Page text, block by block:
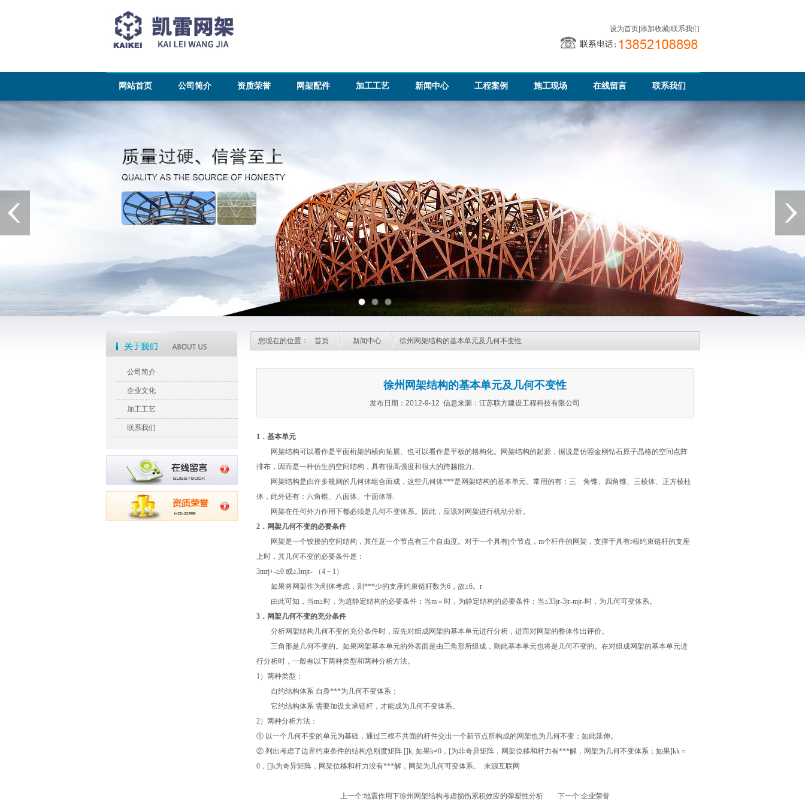
设为首页| 添加收藏| 联系我们
网站首页 公司简介 资质荣誉 网架配件 加工工艺 新闻中心 工程案例 施工现场 在线留言 联系我们
公司简介
企业文化
加工工艺
联系我们
您现在的位置： 首页 新闻中心 徐州网架结构的基本单元及几何不变性
徐州网架结构的基本单元及几何不变性
发布日期：2012-9-12 信息来源：江苏联方建设工程科技有限公司
1．基本单元
网架结构可以看作是平面桁架的横向拓展、也可以看作是平板的格构化。网架结构的起源，据说是仿照金刚钻石原子晶格的空间点阵
排布，因而是一种仿生的空间结构，具有很高强度和很大的跨越能力。
网架结构是由许多规则的几何体组合而成，这些几何体***是网架结构的基本单元。常用的有：三 角锥、四角锥、三棱体、正方棱柱
体，此外还有：六角锥、八面体、十面体等.
网架在任何外力作用下都必须是几何不变体系。因此，应该对网架进行机动分析。
2．网架几何不变的必要条件
网架是一个铰接的空间结构，其任意一个节点有三个自由度。对于一个具有j个节点，m个杆件的网架，支撑于具有r根约束链杆的支座
上时，其几何不变的必要条件是：
3mrj+-≥0 或≥3mjr- （4－1）
如果将网架作为刚体考虑，则***少的支座约束链杆数为6，故≥6。r
由此可知，当m≥时，为超静定结构的必要条件；当m＝时，为静定结构的必要条件；当≤33jr-3jr-mjr-时，为几何可变体系。
3．网架几何不变的充分条件
分析网架结构几何不变的充分条件时，应先对组成网架的基本单元进行分析，进而对网架的整体作出评价。
三角形是几何不变的。如果网架基本单元的外表面是由三角形所组成，则此基本单元也将是几何不变的。在对组成网架的基本单元进
行分析时，一般有以下两种类型和两种分析方法。
1）两种类型：
自约结构体系 自身***为几何不变体系；
它约结构体系 需要加设支承链杆，才能成为几何不变体系。
2）两种分析方法：
① 以一个几何不变的单元为基础，通过三根不共面的杆件交出一个新节点所构成的网架也为几何不变；如此延伸。
② 列出考虑了边界约束条件的结构总刚度矩阵 []k, 如果k≠0，[为非奇异矩阵，网架位移和杆力有***解，网架为几何不变体系；如果]kk＝
0，[]k为奇异矩阵，网架位移和杆力没有***解，网架为几何可变体系。 来源互联网
上一个:地震作用下徐州网架结构考虑损伤累积效应的弹塑性分析下一个:企业荣誉